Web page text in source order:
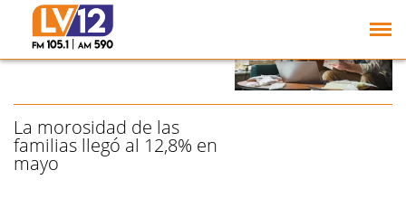
Morosidad en las
familias: la irregularidad
bajó 0,1 % en junio
La morosidad de las
familias llegó al 12,8% en
mayo